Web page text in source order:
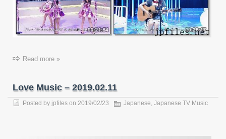
Read more »
Love Music – 2019.02.11
Posted by jpfiles on 2019/02/23 Japanese Japanese TV Music